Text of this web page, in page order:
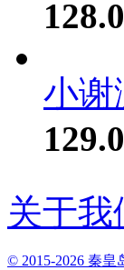
小谢
关于我
© 2015-2026 秦